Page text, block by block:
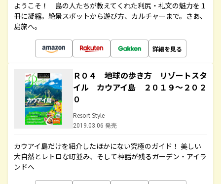
ようこそ！ 島の人たちが教えてくれた利尻・礼文の魅力を１
冊に凝縮。絶景スポットから遊び方、カルチャーまで。さあ、
島旅へ。
詳細を見る
Ｒ０４ 地球の歩き方 リゾートスタ
イル カウアイ島 ２０１９～２０２
０
Resort Style
2019.03.06 発売
カウアイ島だけを紹介したほかにない究極のガイド！ 美しい
大自然とレトロな町並み、そして神話が残るガーデン・アイラ
ンドへ